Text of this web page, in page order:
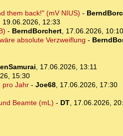
them back!" (mV NIUS) -
19.06.2026, 12:33
- BerndBorchert, 17.06.2026, 10:10
absolute Verzweiflung -
, 17.06.2026, 13:11
15:30
pro Jahr- Joe68, 17.06.2026, 17:30
Beamte (mL) - DT, 17.06.2026,